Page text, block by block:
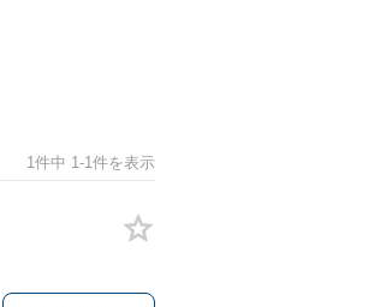
1件中 1-1件を表示